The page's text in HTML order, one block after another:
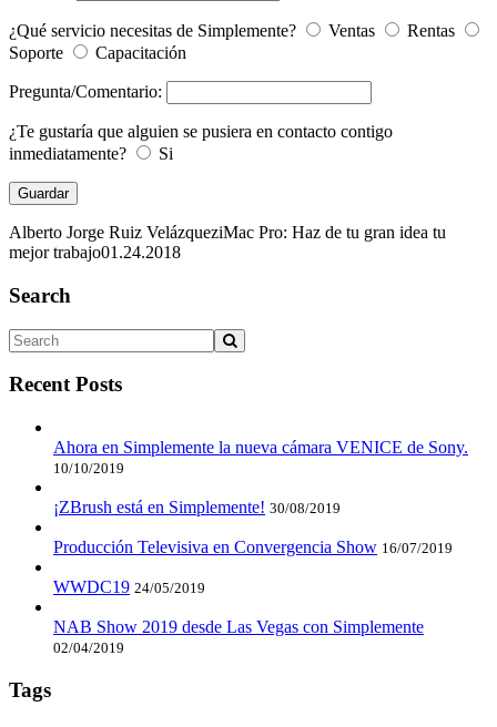
¿Qué servicio necesitas de Simplemente? Ventas
Rentas
Soporte
Capacitación
Pregunta/Comentario:
¿Te gustaría que alguien se pusiera en contacto contigo
inmediatamente?
Si
Alberto Jorge Ruiz VelázqueziMac Pro: Haz de tu gran idea tu
mejor trabajo01.24.2018
Search
Recent Posts
Ahora en Simplemente la nueva cámara VENICE de Sony.
10/10/2019
¡ZBrush está en Simplemente! 30/08/2019
Producción Televisiva en Convergencia Show 16/07/2019
WWDC19 24/05/2019
NAB Show 2019 desde Las Vegas con Simplemente
02/04/2019
Tags